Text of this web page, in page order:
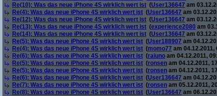
Re(10): Was das neue iPhone 4S wirklich wert ist (User136647 am
Re(4): Was das neue iPhone 4S wirklich wert ist (User136647 am
Re(12): Was das neue iPhone 4S wirklich wert ist (User136647 am
Re(13): Was das neue iPhone 4S wirklich wert ist (experience2080 am
Re(14): Was das neue iPhone 4S wirklich wert ist (User136647 am
Re(5): Was das neue iPhone 4S wirklich wert ist (User188907 am
Re(4): Was das neue iPhone 4S wirklich wert ist (momo77 am 04.12.2011,
Re(6): Was das neue iPhone 4S wirklich wert ist (raiuno am 04.12.2011,
Re(5): Was das neue iPhone 4S wirklich wert ist (ronsen am 04.12.2011,
Re(5): Was das neue iPhone 4S wirklich wert ist (ronsen am 04.12.2011,
Re(6): Was das neue iPhone 4S wirklich wert ist (User136647 am
Re(7): Was das neue iPhone 4S wirklich wert ist (ronsen am 05.12.2011,
Re(8): Was das neue iPhone 4S wirklich wert ist (User136647 am